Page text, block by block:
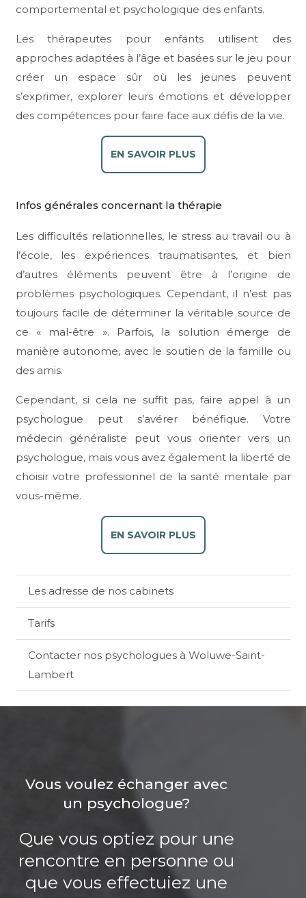
comportemental et psychologique des enfants.
Les thérapeutes pour enfants utilisent des
approches adaptées à l’âge et basées sur le jeu pour
créer un espace sûr où les jeunes peuvent
s’exprimer, explorer leurs émotions et développer
des compétences pour faire face aux défis de la vie.
EN SAVOIR PLUS
Infos générales concernant la thérapie
Les difficultés relationnelles, le stress au travail ou à
l’école, les expériences traumatisantes, et bien
d’autres éléments peuvent être à l’origine de
problèmes psychologiques. Cependant, il n’est pas
toujours facile de déterminer la véritable source de
ce « mal-être ». Parfois, la solution émerge de
manière autonome, avec le soutien de la famille ou
des amis.
Cependant, si cela ne suffit pas, faire appel à un
psychologue peut s’avérer bénéfique. Votre
médecin généraliste peut vous orienter vers un
psychologue, mais vous avez également la liberté de
choisir votre professionnel de la santé mentale par
vous-même.
EN SAVOIR PLUS
Les adresse de nos cabinets
Tarifs
Contacter nos psychologues à Woluwe-Saint-
Lambert
Vous voulez échanger avec
un psychologue?
Que vous optiez pour une
rencontre en personne ou
que vous effectuiez une